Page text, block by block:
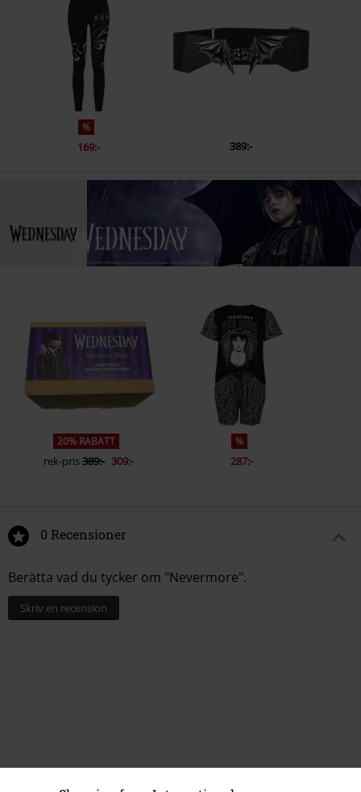
%
169:- 389:-
20% RABATT
rek-pris389:- 309:-
%
287:-
0 Recensioner
Berätta vad du tycker om "Nevermore".
Skriv en recension